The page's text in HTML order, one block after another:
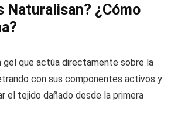
Naturalisan? ¿Cómo
gel que actúa directamente sobre la
con sus componentes activos y
el tejido dañado desde la primera